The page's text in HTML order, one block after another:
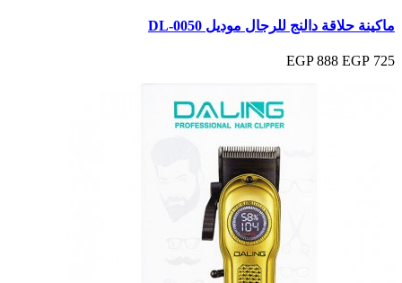
ماكينة حلاقة دالنج للرجال موديل DL-0050
725 EGP
888 EGP